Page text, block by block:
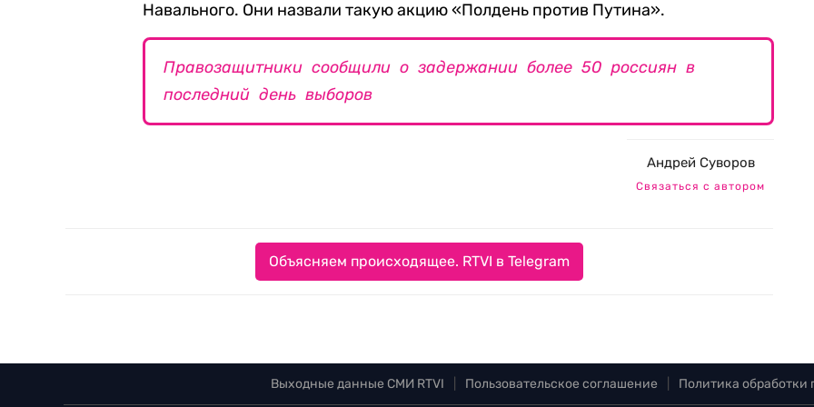
Навального. Они назвали такую акцию «Полдень против Путина».
Правозащитники сообщили о задержании более 50 россиян в
последний день выборов
Андрей Суворов
Связаться с автором
Объясняем происходящее. RTVI в Telegram
Выходные данные СМИ RTVI Пользовательское соглашение Политика